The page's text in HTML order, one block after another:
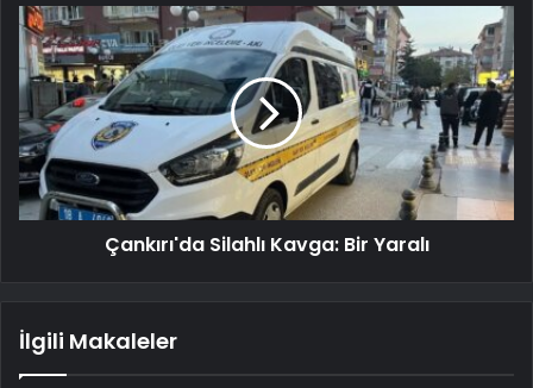
Çankırı'da Silahlı Kavga: Bir Yaralı
İlgili Makaleler